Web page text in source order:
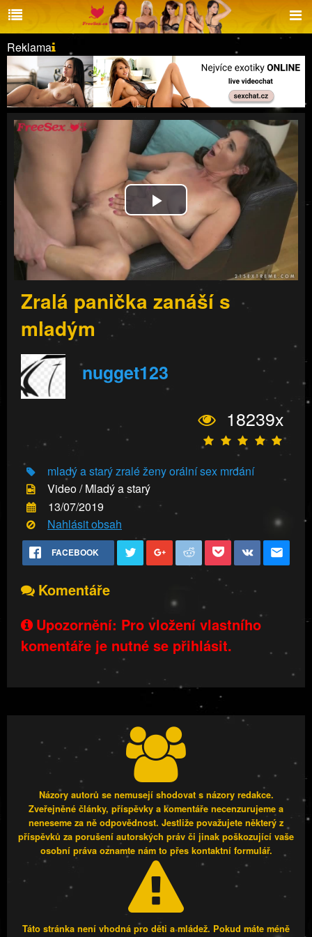
Reklama
Play
Video
Zralá panička zanáší s
mladým
nugget123
18239x
mladý a starýzralé ženyorální sex mrdání
Video / Mladý a starý
13/07/2019
Nahlásit obsah
FACEBOOK
Komentáře
Upozornění: Pro vložení vlastního
komentáře je nutné se přihlásit.
Názory autorů se nemusejí shodovat s názory redakce.
Zveřejněné články, příspěvky a komentáře necenzurujeme a
neneseme za ně odpovědnost. Jestliže považujete některý z
příspěvků za porušení autorských práv či jinak poškozující vaše
osobní práva oznamte nám to přes kontaktní formulář.
Táto stránka není vhodná pro děti a mládež. Pokud máte méně